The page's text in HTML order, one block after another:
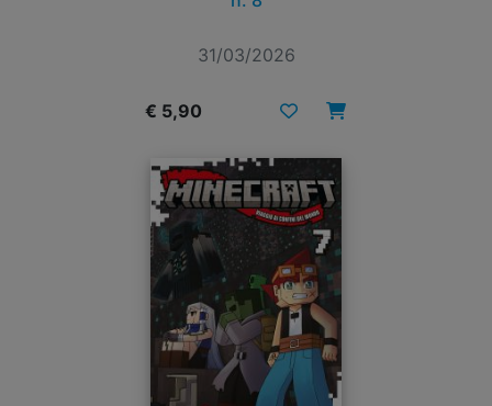
31/03/2026
€ 5,90